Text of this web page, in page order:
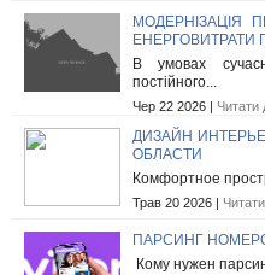
МОДЕРНІЗАЦІЯ
ЕНЕРГОВИТРАТИ
В умовах
постійного...
Чер 22 2026 | Читати
ДИЗАЙН
ОБЛАСТИ
Комфортное
Трав 20 2026 |
ПАРСИНГ
Кому нужен